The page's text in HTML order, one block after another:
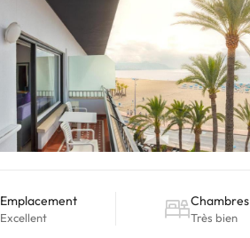
Emplacement
Excellent
Chambres
Très bien